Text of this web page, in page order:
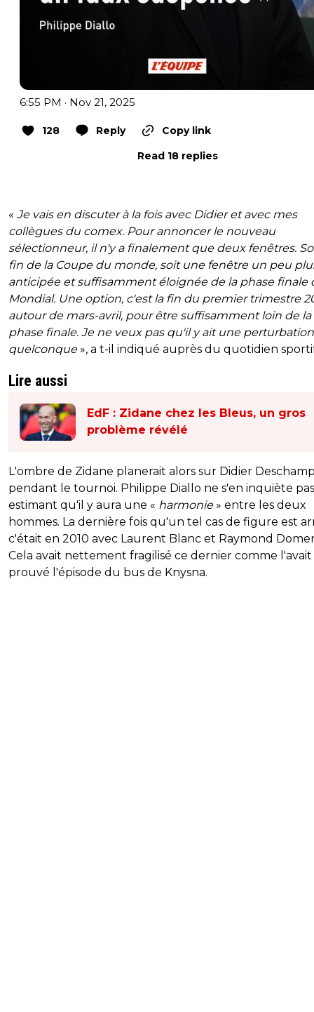
6:55 PM · Nov 21, 2025
128 Reply
Copy link
Read 18 replies
« Je vais en discuter à la fois avec Didier et avec mes
collègues du comex. Pour annoncer le nouveau
sélectionneur, il n'y a finalement que deux fenêtres.
fin de la Coupe du monde, soit une fenêtre un peu
anticipée et suffisamment éloignée de la phase finale
Mondial. Une option, c'est la fin du premier trimestre
autour de mars-avril, pour être suffisamment loin de la
phase finale. Je ne veux pas qu'il y ait une perturbation
quelconque», a t-il indiqué auprès du quotidien
Lire aussi
EdF : Zidane chez les Bleus, un gros
problème révélé
L'ombre de Zidane planerait alors sur Didier
pendant le tournoi. Philippe Diallo ne s'en inquiète
estimant qu'il y aura une « harmonie» entre les deux
hommes. La dernière fois qu'un tel cas de figure est
c'était en 2010 avec Laurent Blanc et Raymond
Cela avait nettement fragilisé ce dernier comme l'avait
prouvé l'épisode du bus de Knysna.